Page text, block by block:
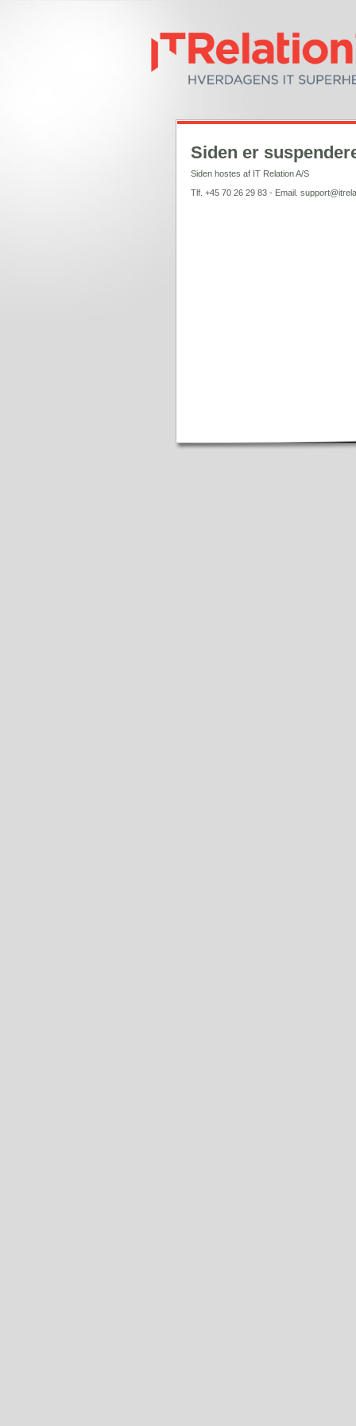
Siden er
Siden hostes af IT Relation A/S
Tlf. +45 70 26 29 83 - Email.